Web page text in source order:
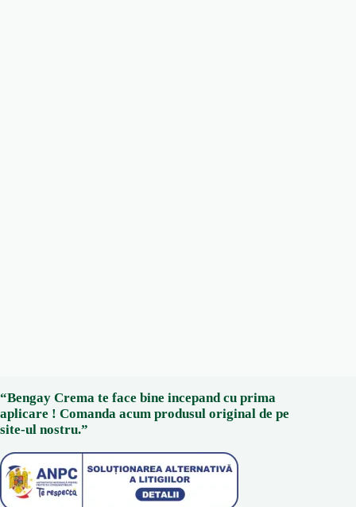
“Bengay Crema te face bine incepand cu prima
aplicare ! Comanda acum produsul original de pe
site-ul nostru.”